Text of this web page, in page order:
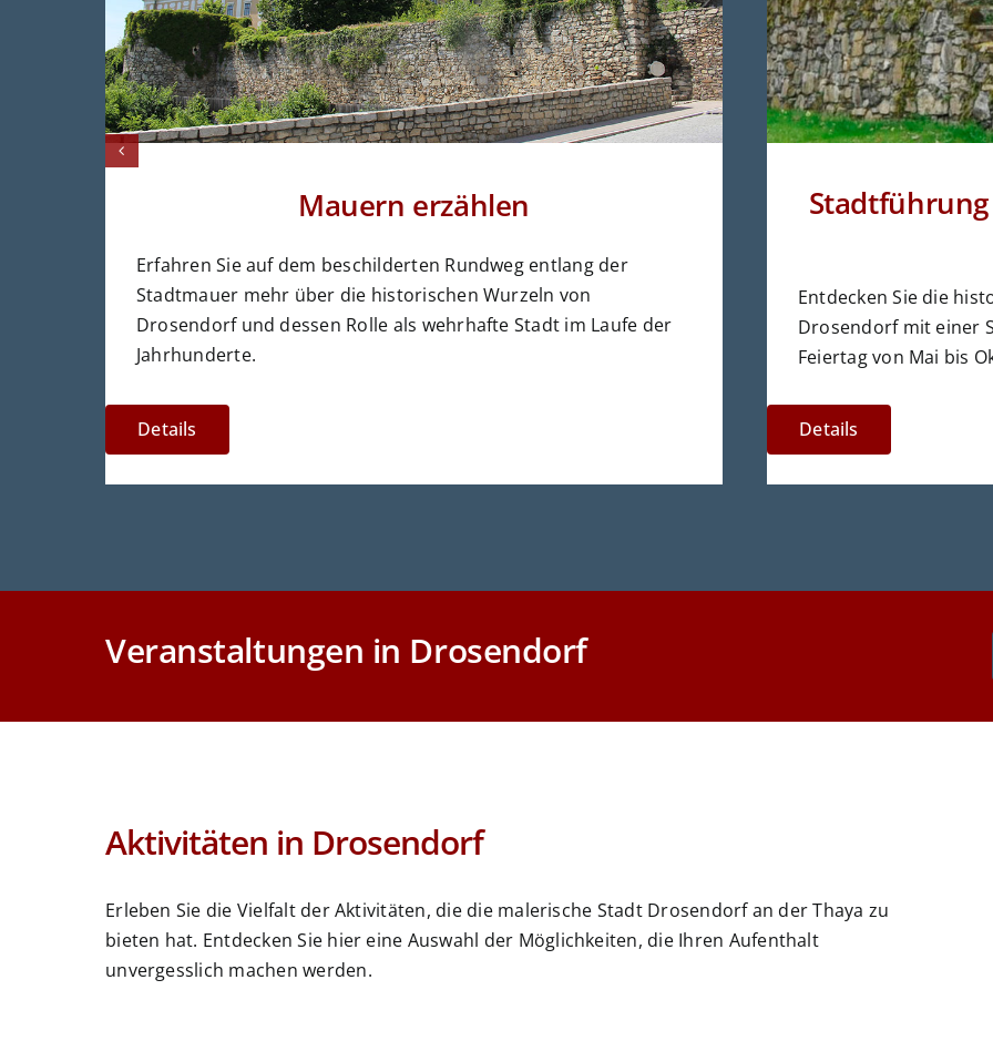
Mauern erzählen
Erfahren Sie auf dem beschilderten Rundweg entlang der
Stadtmauer mehr über die historischen Wurzeln von
Drosendorf und dessen Rolle als wehrhafte Stadt im Laufe der
Jahrhunderte.
Details
Entdecken Sie die
Drosendorf mit einer
Feiertag von Mai bis
Details
Veranstaltungen in Drosendorf
Aktivitäten in Drosendorf
Erleben Sie die Vielfalt der Aktivitäten, die die malerische Stadt Drosendorf an der Thaya zu
bieten hat. Entdecken Sie hier eine Auswahl der Möglichkeiten, die Ihren Aufenthalt
unvergesslich machen werden.